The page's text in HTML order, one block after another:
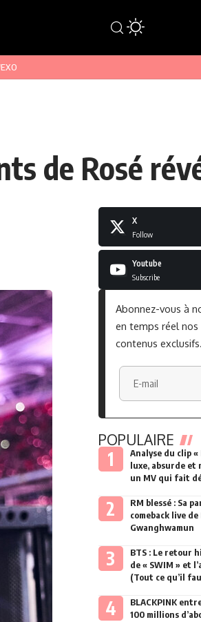
EXO
de Rosé
X
Follow
Youtube
Subscribe
Abonnez-vous à
en temps réel
contenus exclusifs.
POPULAIRE
Analyse du clip «
luxe, absurde et
un MV qui fait
RM blessé : Sa
comeback live
Gwanghwamun
BTS : Le retour
de « SWIM » et
(Tout ce qu’il
BLACKPINK
100 millions